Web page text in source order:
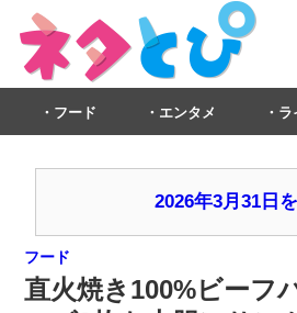
フード エンタメ ラ
2026年3月31日
フード
直火焼き100%ビーフ